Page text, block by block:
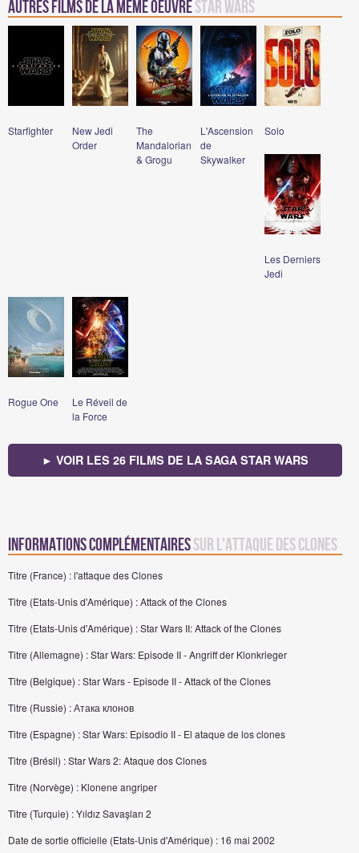
Autres films de la même oeuvreStar Wars
Starfighter
New Jedi
Order
The
Mandalorian
& Grogu
L'Ascension
de
Skywalker
Solo
Les Derniers
Jedi
Rogue One
Le Réveil de
la Force
► VOIR LES 26 FILMS DE LA SAGA STAR WARS
Informations complémentairessur L'Attaque des Clones
Titre (France) : l'attaque des Clones
Titre (Etats-Unis d'Amérique) : Attack of the Clones
Titre (Etats-Unis d'Amérique) : Star Wars II: Attack of the Clones
Titre (Allemagne) : Star Wars: Episode II - Angriff der Klonkrieger
Titre (Belgique) : Star Wars - Episode II - Attack of the Clones
Titre (Russie) : Атака клонов
Titre (Espagne) : Star Wars: Episodio II - El ataque de los clones
Titre (Brésil) : Star Wars 2: Ataque dos Clones
Titre (Norvège) : Klonene angriper
Titre (Turquie) : Yıldız Savaşları 2
Date de sortie officielle (Etats-Unis d'Amérique) : 16 mai 2002